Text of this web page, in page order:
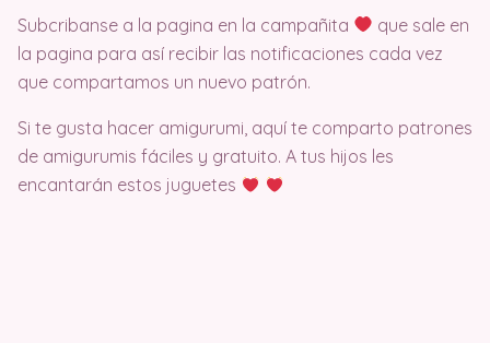
Subcribanse a la pagina en la campañita
que sale en
la pagina para así recibir las notificaciones cada vez
que compartamos un nuevo patrón.
Si te gusta hacer amigurumi, aquí te comparto patrones
de amigurumis fáciles y gratuito. A tus hijos les
encantarán estos juguetes